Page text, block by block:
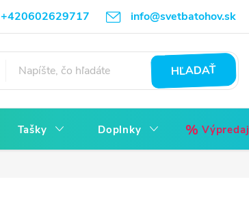
+420602629717 info@svetbatohov.sk
Všetko o Nákupu Napíšte nám Reklamácia bez starostí
HĽADAŤ
Tašky Doplnky Výpredaj